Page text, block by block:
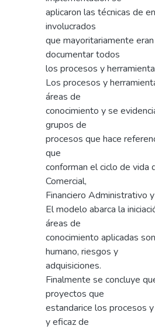
aplicaron las técnicas de
involucrados
que mayoritariamente
documentar todos
los procesos y
Los procesos y
áreas de
conocimiento y se
grupos de
procesos que hace
que
conforman el ciclo de vida
Comercial,
Financiero Administrativo
El modelo abarca la
áreas de
conocimiento aplicadas
humano, riesgos y
adquisiciones.
Finalmente se concluye
proyectos que
estandarice los procesos
y eficaz de